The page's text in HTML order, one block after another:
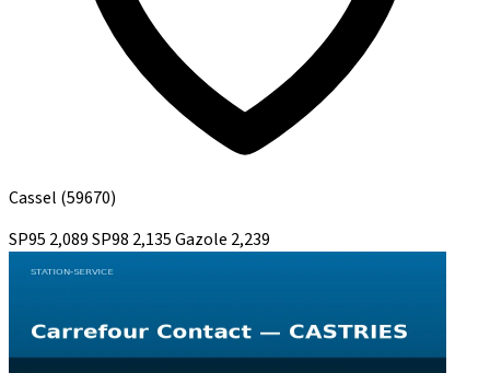
Cassel (59670)
SP95 2,089SP98 2,135Gazole 2,239